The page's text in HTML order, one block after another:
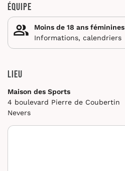
Équipe
Moins de 18 ans féminines
Informations, calendriers
Lieu
Maison des Sports
4 boulevard Pierre de Coubertin
Nevers